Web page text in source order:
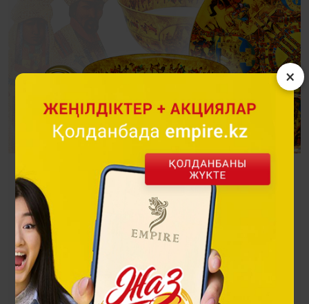
×
Қазақтар
Жинақ көшпенділердің ерекше мәдениеті мен қазақ
халқының бай тарихын шебер жеткізетін жарқын
бейнелерге толы.
Посмотреть